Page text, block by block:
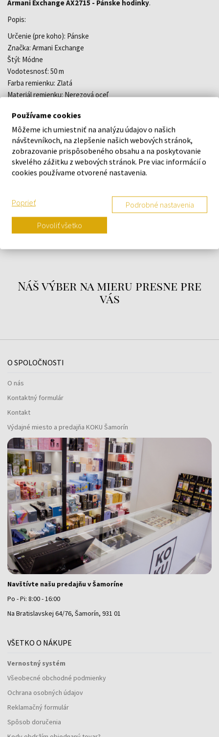
Armani Exchange AX2715 - Pánske hodinky.
Popis:
Určenie (pre koho): Pánske
Značka: Armani Exchange
Štýl: Módne
Vodotesnosť: 50 m
Farba remienku: Zlatá
Materiál remienku: Nerezová oceľ
Ciferník: Analógový
Strojček: Quartz- batéria
Sklíčko: Minerálne
Telo / púzdro: Oceľ
Tvar hodiniek: okrúhle
Šírka remienku: 20 mm
Záruka: 2 roky
O ZNAČKE
Náš výber na mieru presne pre
vás
O SPOLOČNOSTI
O nás
Kontaktný formulár
Kontakt
Výdajné miesto a predajňa KOKU Šamorín
Navštívte našu predajňu v Šamoríne
Po - Pi: 8:00 - 16:00
Na Bratislavskej 64/76, Šamorín, 931 01
VŠETKO O NÁKUPE
Vernostný systém
Všeobecné obchodné podmienky
Ochrana osobných údajov
Reklamačný formulár
Spôsob doručenia
Používame cookies
Môžeme ich umiestniť na analýzu údajov o našich
návštevníkoch, na zlepšenie našich webových stránok,
zobrazovanie prispôsobeného obsahu a na poskytovanie
skvelého zážitku z webových stránok. Pre viac informácií o
cookies používame otvorené nastavenia.
Poprieť Podrobné nastavenia
Povoliť všetko